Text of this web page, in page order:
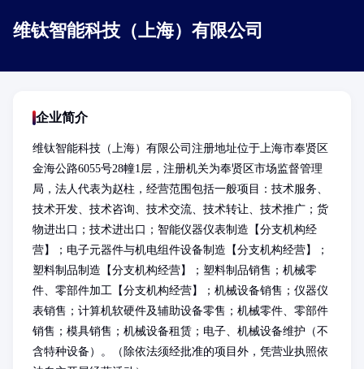
维钛智能科技（上海）有限公司
企业简介
维钛智能科技（上海）有限公司注册地址位于上海市奉贤区
金海公路6055号28幢1层，注册机关为奉贤区市场监督管理
局，法人代表为赵柱，经营范围包括一般项目：技术服务、
技术开发、技术咨询、技术交流、技术转让、技术推广；货
物进出口；技术进出口；智能仪器仪表制造【分支机构经
营】；电子元器件与机电组件设备制造【分支机构经营】；
塑料制品制造【分支机构经营】；塑料制品销售；机械零
件、零部件加工【分支机构经营】；机械设备销售；仪器仪
表销售；计算机软硬件及辅助设备零售；机械零件、零部件
销售；模具销售；机械设备租赁；电子、机械设备维护（不
含特种设备）。（除依法须经批准的项目外，凭营业执照依